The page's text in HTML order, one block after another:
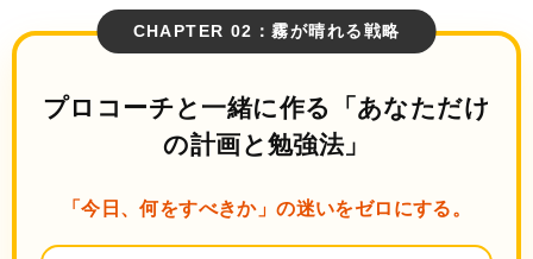
CHAPTER 02：霧が晴れる戦略
プロコーチと一緒に作る
「あなただけ
の計画と勉強法」
「今日、何をすべきか」の迷いをゼロにする。